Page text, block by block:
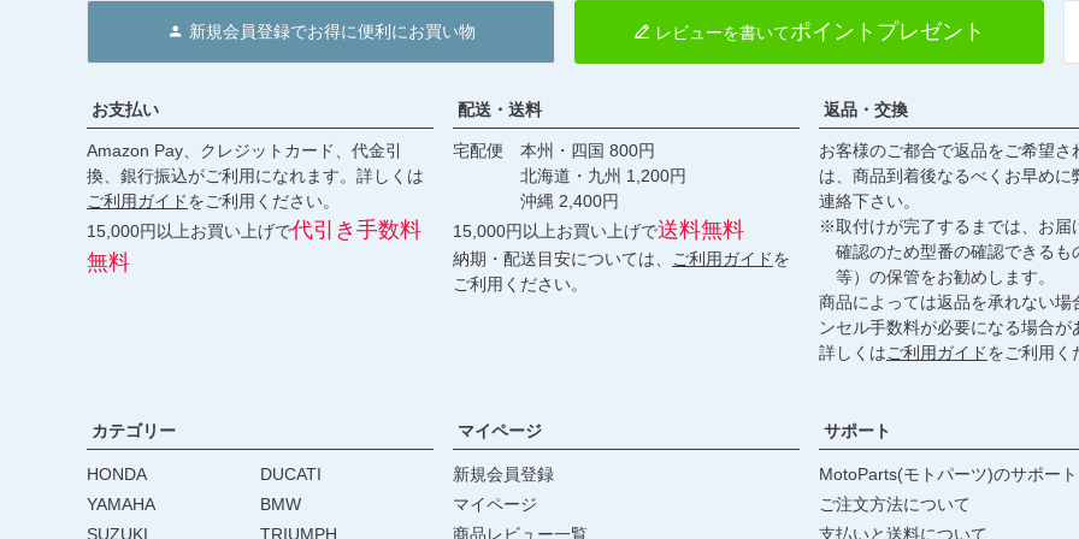
新規会員登録でお得に便利にお買い物 レビューを書いてポイントプレゼント
お支払い
Amazon Pay、クレジットカード、代金引
換、銀行振込がご利用になれます。詳しくは
ご利用ガイドをご利用ください。
15,000円以上お買い上げで代引き手数料
無料
配送・送料
宅配便 本州・四国 800円
北海道・九州 1,200円
沖縄 2,400円
15,000円以上お買い上げで送料無料
納期・配送目安については、 ご利用ガイドを
ご利用ください。
返品・交換
お客様のご都合で返品をご希望さ
は、商品到着後なるべくお早めに
連絡下さい。
※取付けが完了するまでは、お届
確認のため型番の確認できるも
等）の保管をお勧めします。
商品によっては返品を承れない場
ンセル手数料が必要になる場合が
詳しくはご利用ガイドをご利用く
カテゴリー
HONDA
YAMAHA
SUZUKI
DUCATI
BMW
TRIUMPH
マイページ
新規会員登録
マイページ
商品レビュー一覧
サポート
MotoParts(モトパーツ)のサポート
ご注文方法について
支払いと送料について